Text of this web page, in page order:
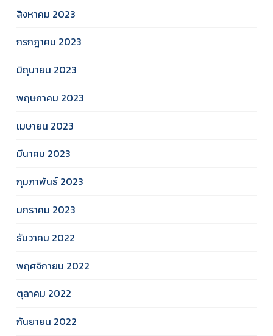
สิงหาคม 2023
กรกฎาคม 2023
มิถุนายน 2023
พฤษภาคม 2023
เมษายน 2023
มีนาคม 2023
กุมภาพันธ์ 2023
มกราคม 2023
ธันวาคม 2022
พฤศจิกายน 2022
ตุลาคม 2022
กันยายน 2022